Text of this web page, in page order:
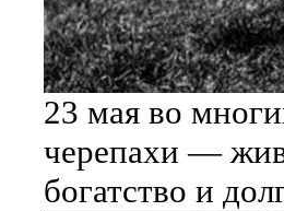
23 мая во
черепахи —
богатство и